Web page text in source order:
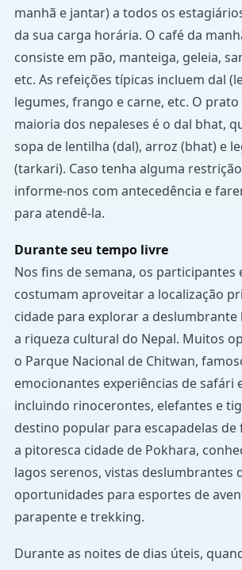
manhã e jantar) a todos os
da sua carga horária. O café da
consiste em pão, manteiga, geleia,
etc. As refeições típicas incluem dal
legumes, frango e carne, etc. O
maioria dos nepaleses é o dal bhat,
sopa de lentilha (dal), arroz (bhat) e
(tarkari). Caso tenha alguma
informe-nos com antecedência e
para atendê-la.
Durante seu tempo livre
Nos fins de semana, os participantes
costumam aproveitar a localização
cidade para explorar a deslumbrante
a riqueza cultural do Nepal. Muitos
o Parque Nacional de Chitwan,
emocionantes experiências de safári
incluindo rinocerontes, elefantes e
destino popular para escapadelas de
a pitoresca cidade de Pokhara,
lagos serenos, vistas deslumbrantes
oportunidades para esportes de
parapente e trekking.
Durante as noites de dias úteis,